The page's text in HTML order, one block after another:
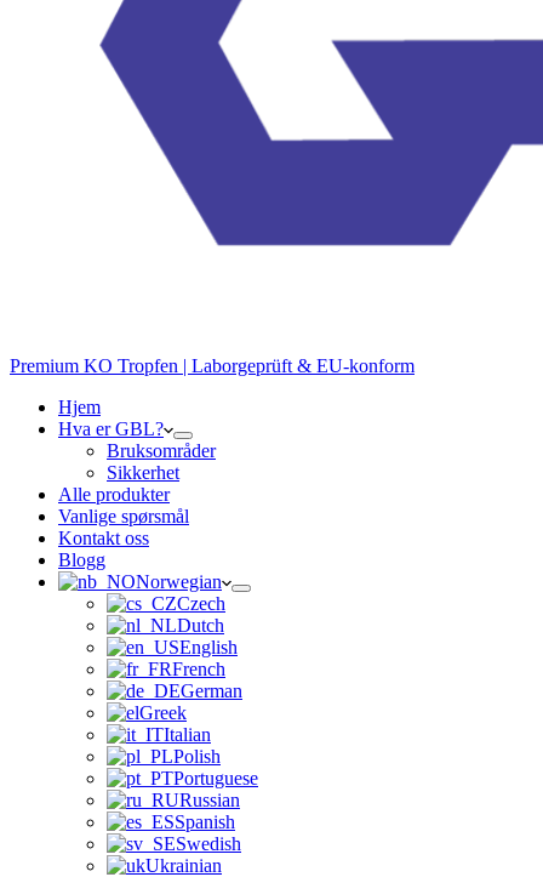
Premium KO Tropfen | Laborgeprüft & EU-konform
Hjem
Hva er GBL?
Bruksområder
Sikkerhet
Alle produkter
Vanlige spørsmål
Kontakt oss
Blogg
Norwegian
Czech
Dutch
English
French
German
Greek
Italian
Polish
Portuguese
Russian
Spanish
Swedish
Ukrainian